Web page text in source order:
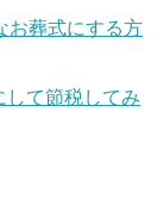
お葬式にする方
して節税してみ